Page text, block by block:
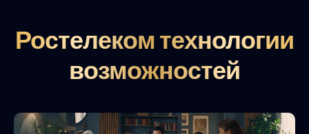
Ростелеком технологии
возможностей